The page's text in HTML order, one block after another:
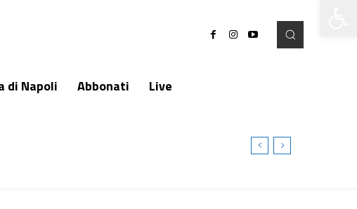
di Napoli Abbonati
Live